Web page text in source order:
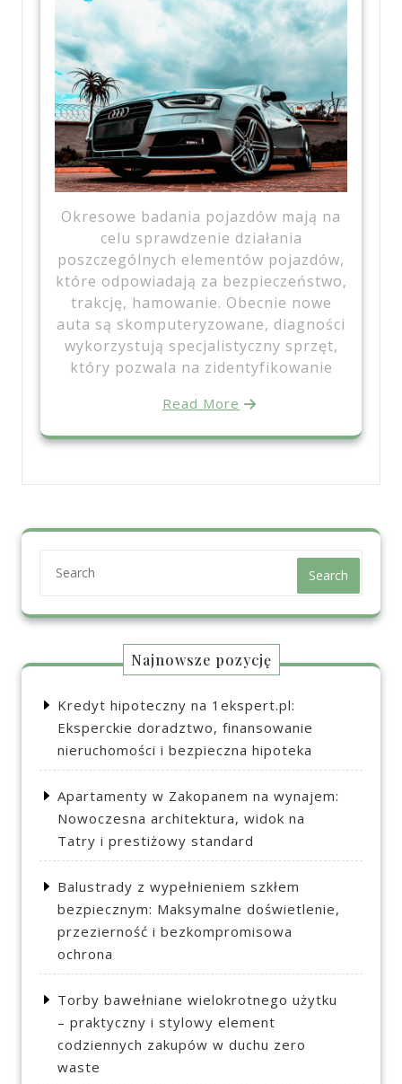
Okresowe badania pojazdów mają na
celu sprawdzenie działania
poszczególnych elementów pojazdów,
które odpowiadają za bezpieczeństwo,
trakcję, hamowanie. Obecnie nowe
auta są skomputeryzowane, diagności
wykorzystują specjalistyczny sprzęt,
który pozwala na zidentyfikowanie
Read More
Search
Najnowsze pozycję
Kredyt hipoteczny na 1ekspert.pl:
Eksperckie doradztwo, finansowanie
nieruchomości i bezpieczna hipoteka
Apartamenty w Zakopanem na wynajem:
Nowoczesna architektura, widok na
Tatry i prestiżowy standard
Balustrady z wypełnieniem szkłem
bezpiecznym: Maksymalne doświetlenie,
przezierność i bezkompromisowa
ochrona
Torby bawełniane wielokrotnego użytku
– praktyczny i stylowy element
codziennych zakupów w duchu zero
waste